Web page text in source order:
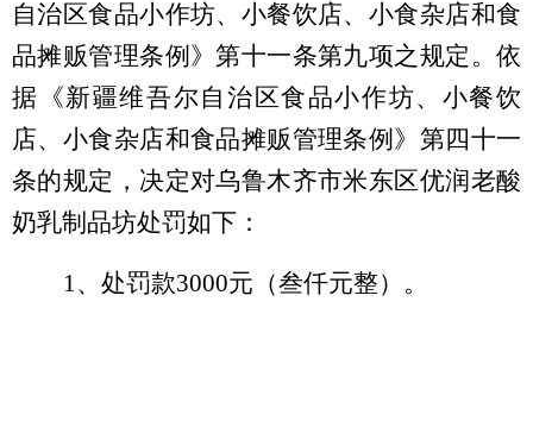
自治区食品小作坊、小餐饮店、小食杂店和食
品摊贩管理条例》第十一条第九项之规定 。依
据《新疆维吾尔自治区食品小作坊、小餐饮
店、小食杂店和食品摊贩管理条例》第四十一
条的规定，决定对乌鲁木齐市米东区优润老酸
奶乳制品坊处罚如下：
1、处罚款3000元（叁仟元整）。